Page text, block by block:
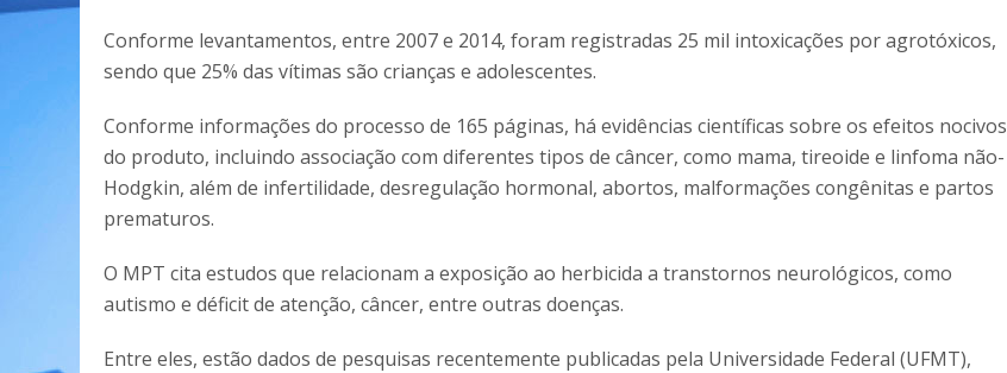
Conforme levantamentos, entre 2007 e 2014, foram registradas 25 mil intoxicações por agrotóxicos,
sendo que 25% das vítimas são crianças e adolescentes.
Conforme informações do processo de 165 páginas, há evidências científicas sobre os efeitos nocivos
do produto, incluindo associação com diferentes tipos de câncer, como mama, tireoide e linfoma não-
Hodgkin, além de infertilidade, desregulação hormonal, abortos, malformações congênitas e partos
prematuros.
O MPT cita estudos que relacionam a exposição ao herbicida a transtornos neurológicos, como
autismo e déficit de atenção, câncer, entre outras doenças.
Entre eles, estão dados de pesquisas recentemente publicadas pela Universidade Federal (UFMT),